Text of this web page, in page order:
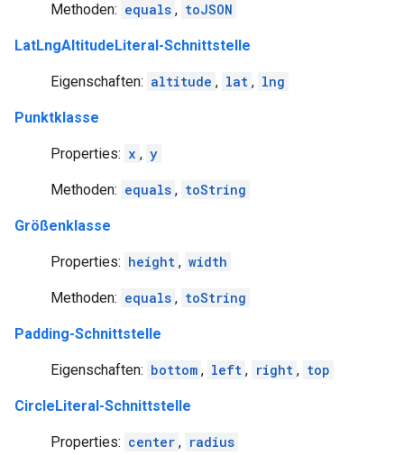
Methoden: equals , toJSON
LatLngAltitudeLiteral-Schnittstelle
Eigenschaften: altitude , lat , lng
Punktklasse
Properties: x , y
Methoden: equals , toString
Größenklasse
Properties: height , width
Methoden: equals , toString
Padding-Schnittstelle
Eigenschaften: bottom , left , right , top
CircleLiteral-Schnittstelle
Properties: center , radius